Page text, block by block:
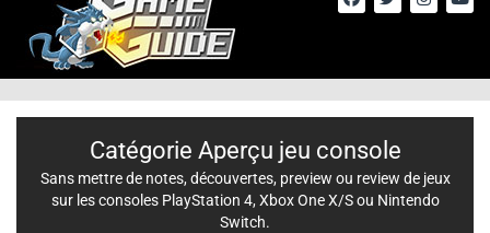
Catégorie Aperçu jeu console
Sans mettre de notes, découvertes, preview ou review de jeux
sur les consoles PlayStation 4, Xbox One X/S ou Nintendo
Switch.